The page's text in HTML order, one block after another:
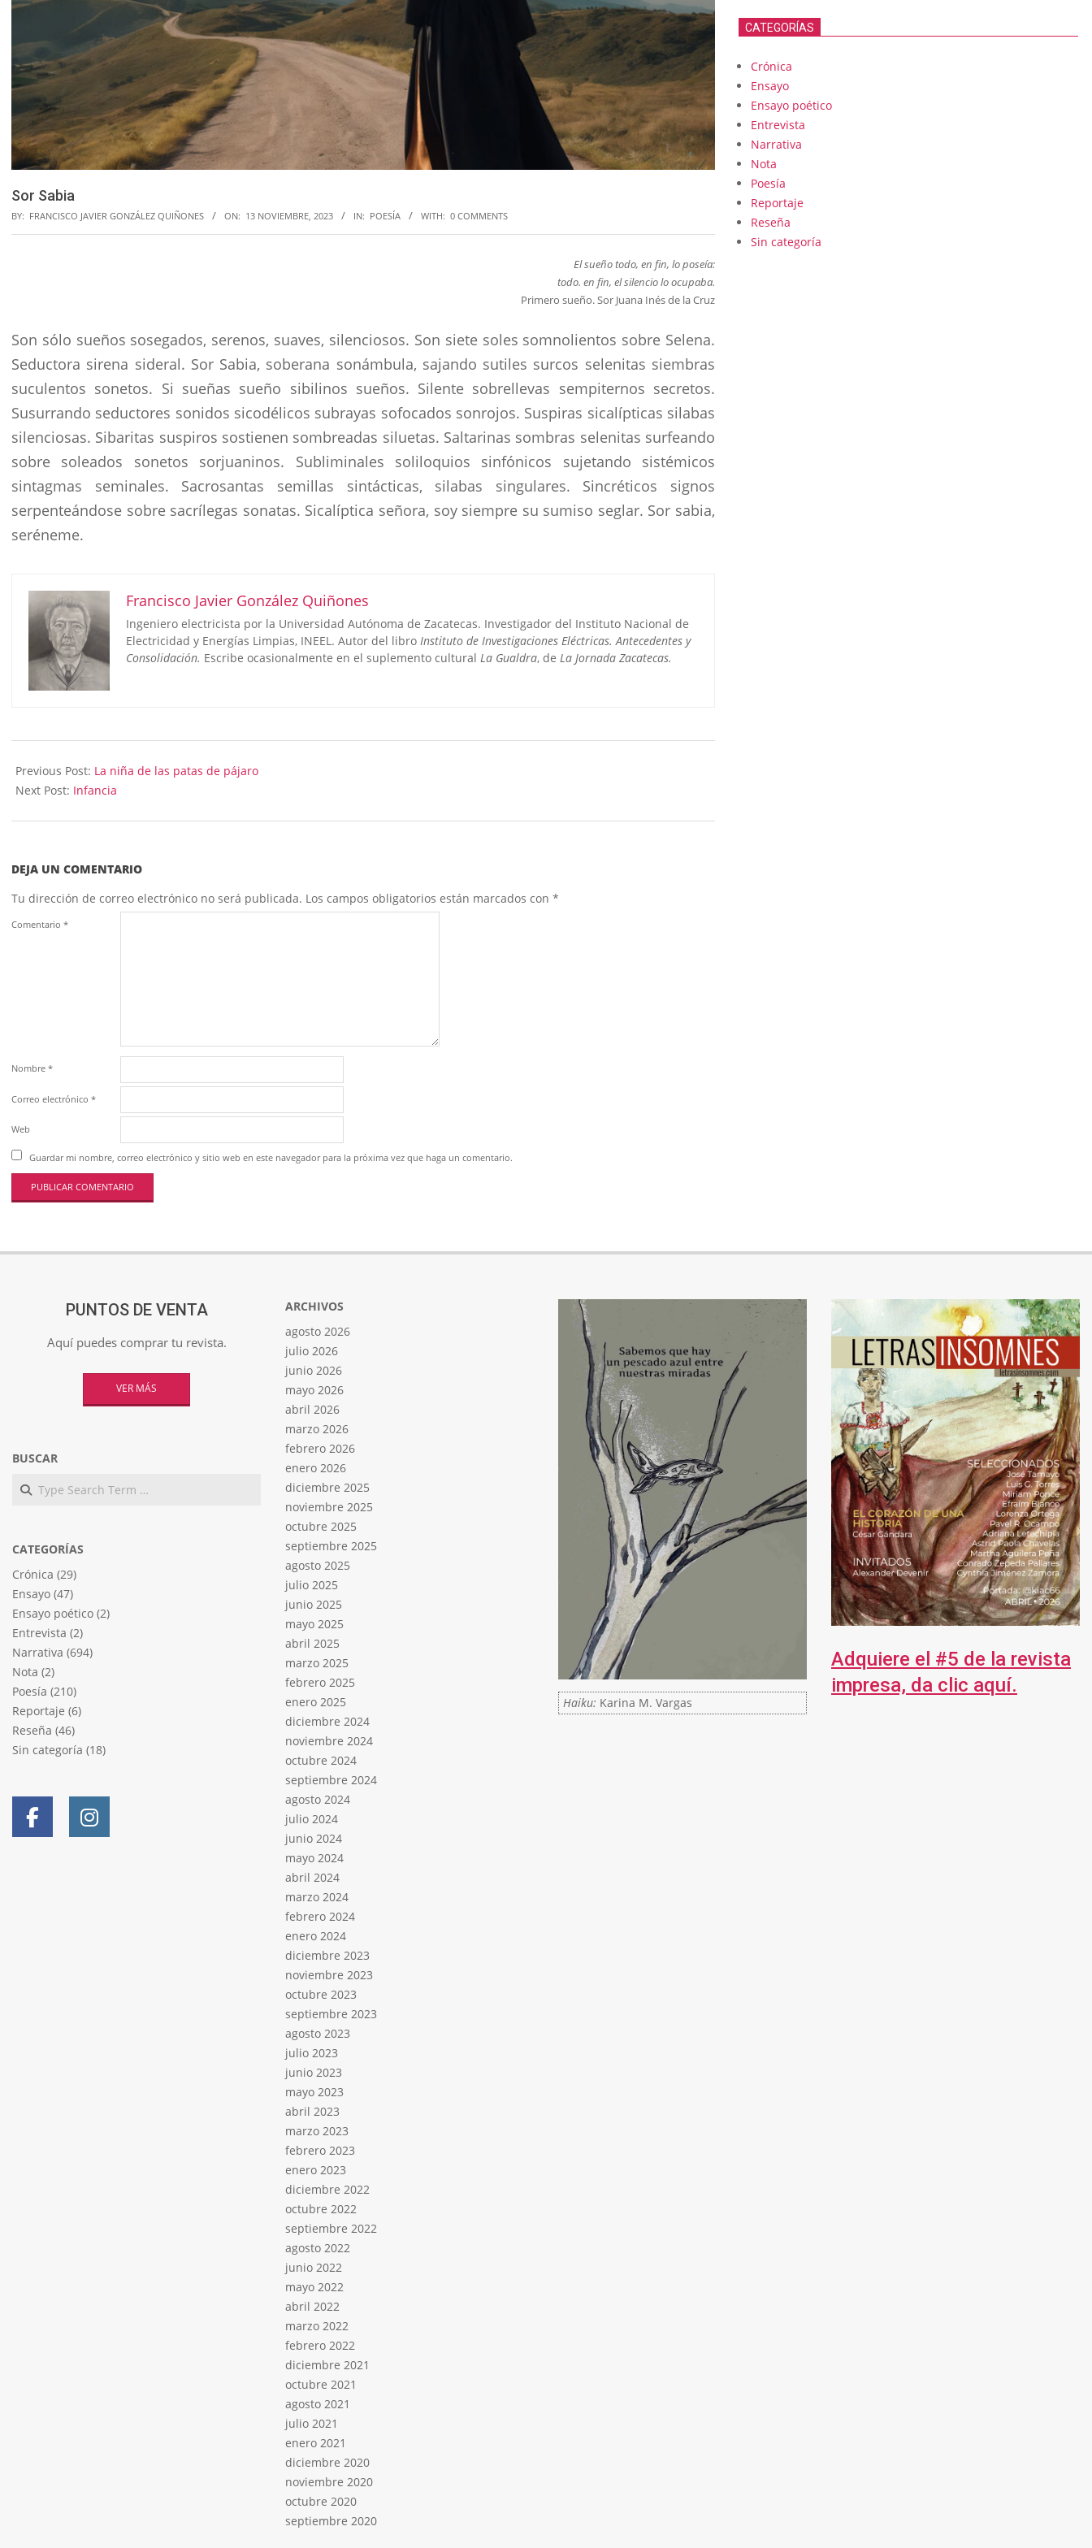
Sor Sabia
BY: FRANCISCO JAVIER GONZÁLEZ QUIÑONES ON: 13 NOVIEMBRE, 2023 IN: POESÍA WITH: 0 COMMENTS
El sueño todo, en fin, lo poseía:
todo. en fin, el silencio lo ocupaba.
Primero sueño. Sor Juana Inés de la Cruz
Son sólo sueños sosegados, serenos, suaves, silenciosos. Son siete soles somnolientos sobre Selena.
Seductora sirena sideral. Sor Sabia, soberana sonámbula, sajando sutiles surcos selenitas siembras
suculentos sonetos. Si sueñas sueño sibilinos sueños. Silente sobrellevas sempiternos secretos.
Susurrando seductores sonidos sicodélicos subrayas sofocados sonrojos. Suspiras sicalípticas silabas
silenciosas. Sibaritas suspiros sostienen sombreadas siluetas. Saltarinas sombras selenitas surfeando
sobre soleados sonetos sorjuaninos. Subliminales soliloquios sinfónicos sujetando sistémicos
sintagmas seminales. Sacrosantas semillas sintácticas, silabas singulares. Sincréticos signos
serpenteándose sobre sacrílegas sonatas. Sicalíptica señora, soy siempre su sumiso seglar. Sor sabia,
seréneme.
Francisco Javier González Quiñones
Ingeniero electricista por la Universidad Autónoma de Zacatecas. Investigador del Instituto Nacional de
Electricidad y Energías Limpias, INEEL. Autor del libro Instituto de Investigaciones Eléctricas. Antecedentes y
Consolidación. Escribe ocasionalmente en el suplemento cultural La Gualdra, de La Jornada Zacatecas.
11-
13
Previous Post: La niña de las patas de pájaro
Next Post: Infancia
DEJA UN COMENTARIO
Tu dirección de correo electrónico no será publicada. Los campos obligatorios están marcados con *
Comentario *
Nombre *
Correo electrónico *
Web
Guardar mi nombre, correo electrónico y sitio web en este navegador para la próxima vez que haga un comentario.
CATEGORÍAS
Crónica
Ensayo
Ensayo poético
Entrevista
Narrativa
Nota
Poesía
Reportaje
Reseña
Sin categoría
PUNTOS DE VENTA
Aquí puedes comprar tu revista.
VER MÁS
BUSCAR
Search
CATEGORÍAS
Crónica (29)
Ensayo (47)
Ensayo poético (2)
Entrevista (2)
Narrativa (694)
Nota (2)
Poesía (210)
Reportaje (6)
Reseña (46)
Sin categoría (18)
ARCHIVOS
agosto 2026
julio 2026
junio 2026
mayo 2026
abril 2026
marzo 2026
febrero 2026
enero 2026
diciembre 2025
noviembre 2025
octubre 2025
septiembre 2025
agosto 2025
julio 2025
junio 2025
mayo 2025
abril 2025
marzo 2025
febrero 2025
enero 2025
diciembre 2024
noviembre 2024
octubre 2024
septiembre 2024
agosto 2024
julio 2024
junio 2024
mayo 2024
abril 2024
marzo 2024
febrero 2024
enero 2024
diciembre 2023
noviembre 2023
octubre 2023
septiembre 2023
agosto 2023
julio 2023
junio 2023
mayo 2023
abril 2023
marzo 2023
febrero 2023
enero 2023
diciembre 2022
octubre 2022
septiembre 2022
agosto 2022
junio 2022
mayo 2022
abril 2022
marzo 2022
febrero 2022
diciembre 2021
octubre 2021
agosto 2021
julio 2021
enero 2021
diciembre 2020
noviembre 2020
octubre 2020
septiembre 2020
Haiku: Karina M. Vargas
Adquiere el #5 de la revista
impresa, da clic aquí.